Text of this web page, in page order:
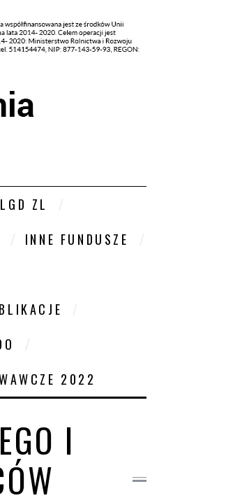
ZL
INNE FUNDUSZE
2022
I